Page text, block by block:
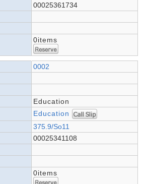
00025361734
0items
0002
Education
Education
375.9/So11
00025341108
0items